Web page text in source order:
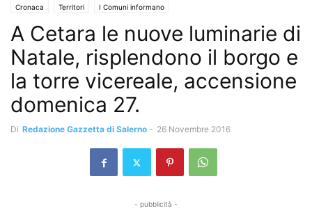
Cronaca Territori I Comuni informano
A Cetara le nuove luminarie di
Natale, risplendono il borgo e
la torre vicereale, accensione
domenica 27.
Di Redazione Gazzetta di Salerno - 26 Novembre 2016
- pubblicità -